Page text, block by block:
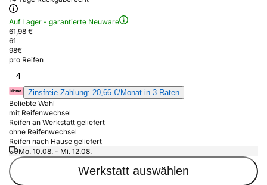
Auf Lager - garantierte Neuware
61,98 €
61
98€
pro Reifen
4
Zinsfreie Zahlung: 20,66 €/Monat in 3 Raten
Beliebte Wahl
mit Reifenwechsel
Reifen an Werkstatt geliefert
ohne Reifenwechsel
Reifen nach Hause geliefert
Mo. 10.08. - Mi. 12.08.
Werkstatt auswählen